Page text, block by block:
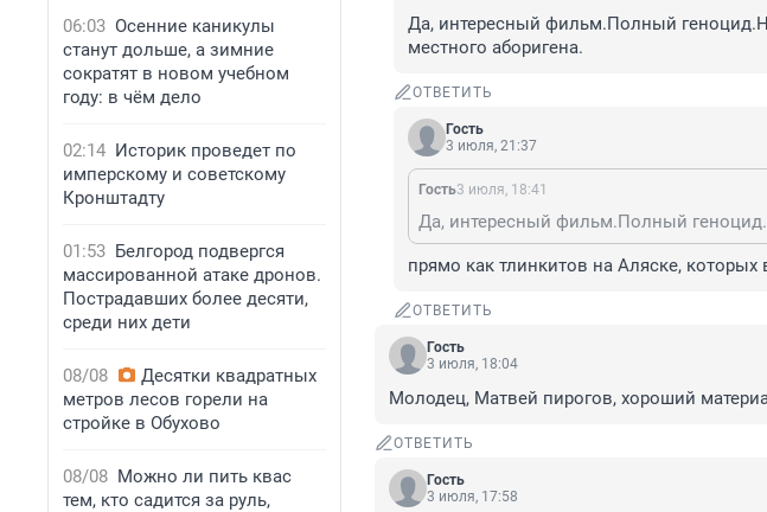
06:03 Осенние каникулы
станут дольше, а зимние
сократят в новом учебном
году: в чём дело
02:14 Историк проведет по
имперскому и советскому
Кронштадту
01:53 Белгород подвергся
массированной атаке дронов.
Пострадавших более десяти,
среди них дети
08/08
Десятки квадратных
метров лесов горели на
стройке в Обухово
08/08 Можно ли пить квас
тем, кто садится за руль,
Да, интересный фильм.Полный
местного аборигена.
ОТВЕТИТЬ
Гость
3 июля, 21:37
Гость3 июля, 18:41
прямо как тлинкитов на Аляске,
ОТВЕТИТЬ
Гость
3 июля, 18:04
Молодец, Матвей пирогов, хороший
ОТВЕТИТЬ
Гость
3 июля, 17:58